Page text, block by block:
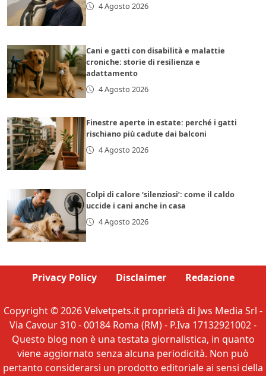
4 Agosto 2026
Cani e gatti con disabilità e malattie
croniche: storie di resilienza e
adattamento
4 Agosto 2026
Finestre aperte in estate: perché i gatti
rischiano più cadute dai balconi
4 Agosto 2026
Colpi di calore ‘silenziosi’: come il caldo
uccide i cani anche in casa
4 Agosto 2026
Privacy Policy Disclaimer Redazione
Copyright © 2026 Velvetpets.it proprietà di Jws Media Srl -
Via Cavour 310 - 00184 Roma (RM) - P.Iva 17132921002 -
Questo blog non è una testata giornalistica, in quanto
viene aggiornato senza alcuna periodicità. Non può
pertanto considerarsi un prodotto editoriale ai sensi della